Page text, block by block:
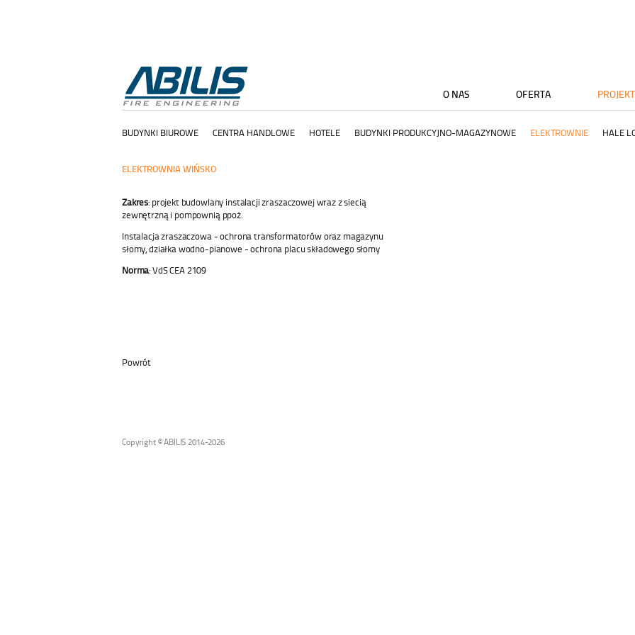
O NAS OFERTA
BUDYNKI BIUROWE CENTRA HANDLOWE HOTELE BUDYNKI PRODUKCYJNO-MAGAZYNOWE ELEKTROWNIE HALE
ELEKTROWNIA WIŃSKO
Zakres: projekt budowlany instalacji zraszaczowej wraz z siecią
zewnętrzną i pompownią ppoż.
Instalacja zraszaczowa - ochrona transformatorów oraz magazynu
słomy, działka wodno-pianowe - ochrona placu składowego słomy
Norma: VdS CEA 2109
Powrót
Copyright © ABILIS 2014-2026